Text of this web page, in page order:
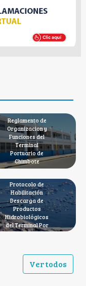
Reglamento de
Organizacion y
Funciones del
Terminal
Portuario de
Chimbote
Protocolo de
Habilitación
Descarga de
Productos
Hidrobiológicos
del Terminal Por
Ver todos